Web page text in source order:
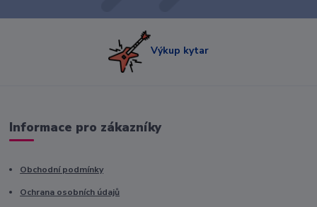
Výkup kytar
Informace pro zákazníky
Obchodní podmínky
Ochrana osobních údajů